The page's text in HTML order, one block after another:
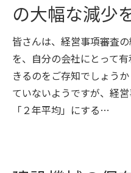
の大幅な減少
皆さんは、経営事項審査
を、自分の会社にとって
きるのをご存知でしょう
ていないようですが、経
「２年平均」にする…